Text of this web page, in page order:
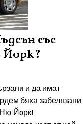
със
Йорк?
и да имат
бяха забелязани
Ню Йорк!